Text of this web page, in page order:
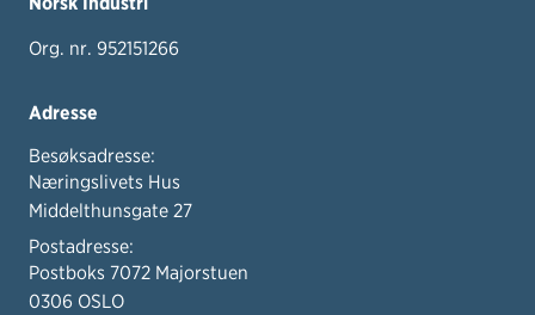
Org. nr. 952151266
Adresse
Besøksadresse:
Næringslivets Hus
Middelthunsgate 27
Postadresse:
Postboks 7072 Majorstuen
0306 OSLO